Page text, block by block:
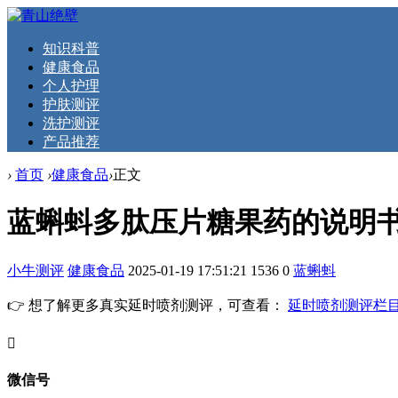
知识科普
健康食品
个人护理
护肤测评
洗护测评
产品推荐
› 首页 ›健康食品›正文
蓝蝌蚪多肽压片糖果药的说明
小牛测评 健康食品 2025-01-19 17:51:21 1536 0 蓝蝌蚪
👉 想了解更多真实延时喷剂测评，可查看： 延时喷剂测评栏
󦘖
微信号